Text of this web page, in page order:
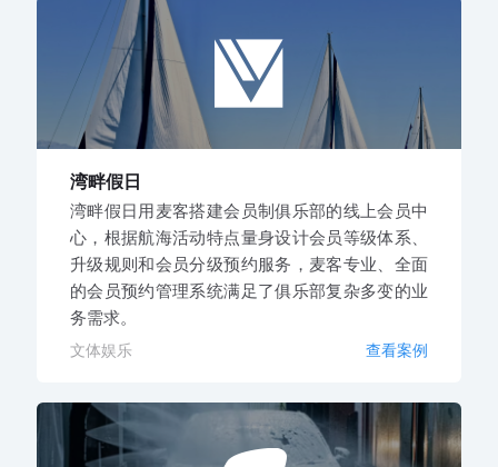
湾畔假日
湾畔假日用麦客搭建会员制俱乐部的线上会员中
心，根据航海活动特点量身设计会员等级体系、
升级规则和会员分级预约服务，麦客专业、全面
的会员预约管理系统满足了俱乐部复杂多变的业
务需求。
文体娱乐 查看案例